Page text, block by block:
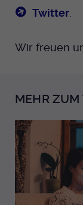
Twitter
Wir freuen
MEHR ZUM